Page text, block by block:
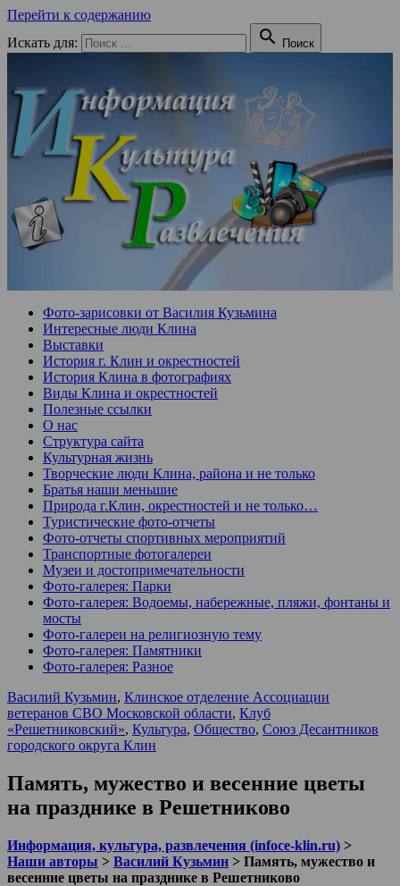
Перейти к содержанию
Искать для:
 Поиск
Фото-зарисовки от Василия Кузьмина
Интересные люди Клина
Выставки
История г. Клин и окрестностей
История Клина в фотографиях
Виды Клина и окрестностей
Полезные ссылки
О нас
Структура сайта
Культурная жизнь
Творческие люди Клина, района и не только
Братья наши меньшие
Природа г.Клин, окрестностей и не только…
Туристические фото-отчеты
Фото-отчеты спортивных мероприятий
Транспортные фотогалереи
Музеи и достопримечательности
Фото-галерея: Парки
Фото-галерея: Водоемы, набережные, пляжи, фонтаны и
мосты
Фото-галереи на религиозную тему
Фото-галерея: Памятники
Фото-галерея: Разное
Василий Кузьмин, Клинское отделение Ассоциации
ветеранов СВО Московской области, Клуб
«Решетниковский», Культура, Общество, Союз Десантников
городского округа Клин
Память, мужество и весенние цветы
на празднике в Решетниково
Информация, культура, развлечения (infoce-klin.ru) >
Наши авторы > Василий Кузьмин > Память, мужество и
весенние цветы на празднике в Решетниково